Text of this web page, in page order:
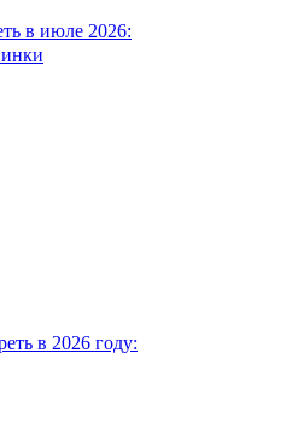
в июле 2026:
в 2026 году: